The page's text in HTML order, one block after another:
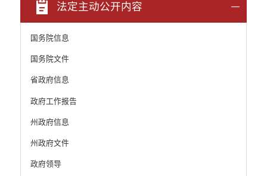
法定主动公开内容
国务院信息
国务院文件
省政府信息
政府工作报告
州政府信息
州政府文件
政府领导